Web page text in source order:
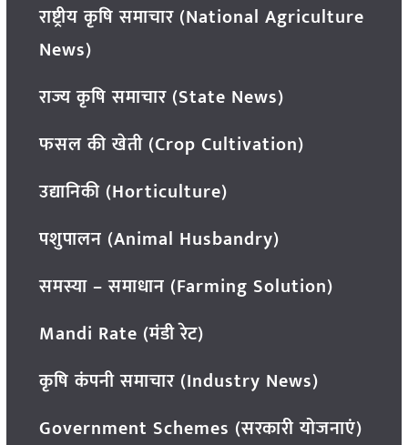
राष्ट्रीय कृषि समाचार (National Agriculture
News)
राज्य कृषि समाचार (State News)
फसल की खेती (Crop Cultivation)
उद्यानिकी (Horticulture)
पशुपालन (Animal Husbandry)
समस्या – समाधान (Farming Solution)
Mandi Rate (मंडी रेट)
कृषि कंपनी समाचार (Industry News)
Government Schemes (सरकारी योजनाएं)